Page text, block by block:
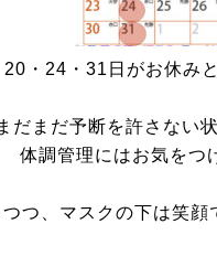
・24・31日がお休み
だまだ予断を許さない
体調管理にはお気をつ
つ、マスクの下は笑